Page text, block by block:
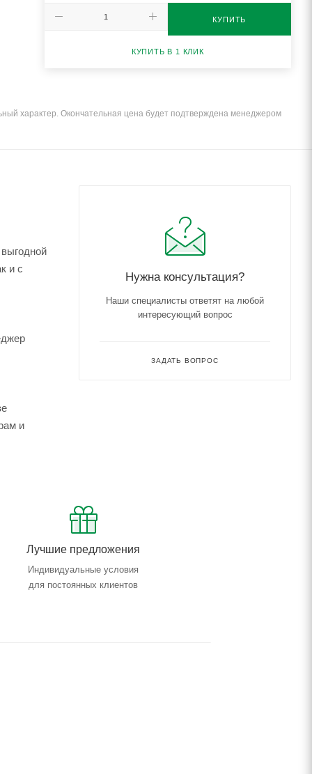
КУПИТЬ
КУПИТЬ В 1 КЛИК
характер. Окончательная цена будет подтверждена менеджером
и с
и
Лучшие предложения
Индивидуальные условия
для постоянных клиентов
Нужна консультация?
Наши специалисты ответят на любой
интересующий вопрос
ЗАДАТЬ ВОПРОС